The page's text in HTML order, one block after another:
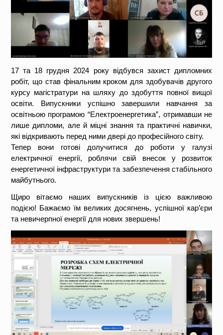
17 та 18 грудня 2024 року відбувся захист дипломних
робіт, що став фінальним кроком для здобувачів другого
курсу магістратури на шляху до здобуття повної вищої
освіти. Випускники успішно завершили навчання за
освітньою програмою “Електроенергетика”, отримавши не
лише дипломи, але й міцні знання та практичні навички,
які відкривають перед ними двері до професійного світу.
Тепер вони готові долучитися до роботи у галузі
електричної енергії, роблячи свій внесок у розвиток
енергетичної інфраструктури та забезпечення стабільного
майбутнього.
Щиро вітаємо наших випускників із цією важливою
подією! Бажаємо їм великих досягнень, успішної кар’єри
та невичерпної енергії для нових звершень!